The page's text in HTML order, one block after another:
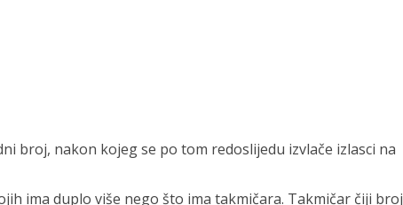
broj, nakon kojeg se po tom redoslijedu izvlače izlasci na
ima duplo više nego što ima takmičara. Takmičar čiji broj